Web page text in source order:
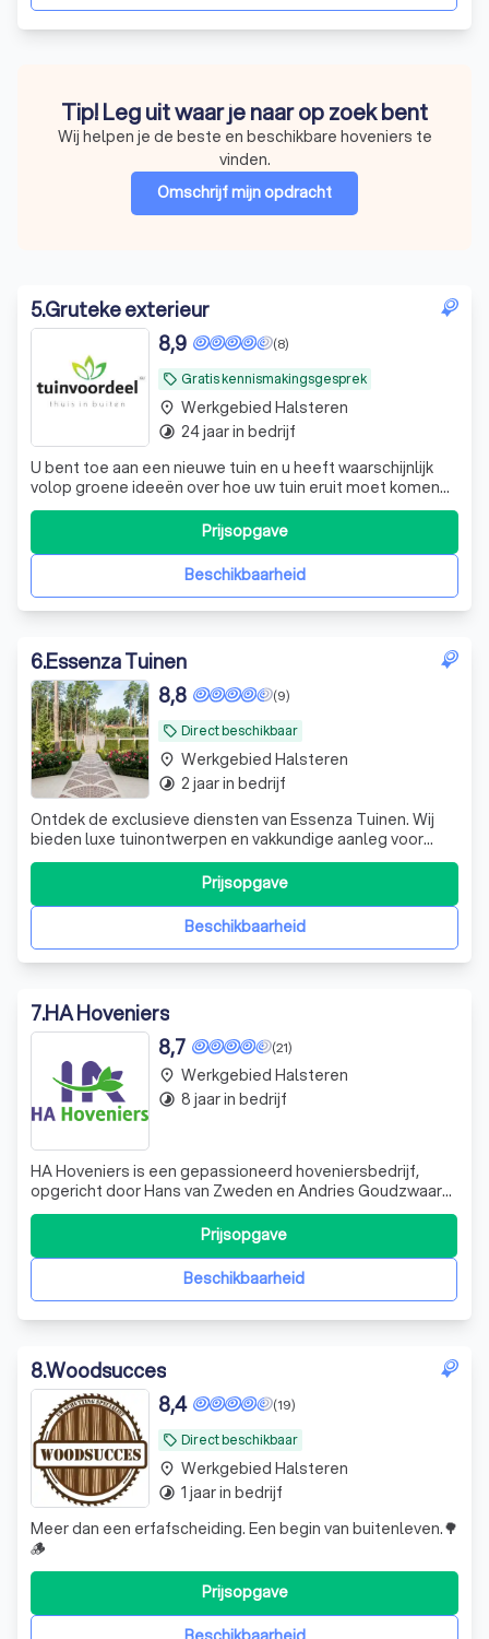
Tip! Leg uit waar je naar op zoek bent
Wij helpen je de beste en beschikbare hoveniers te
vinden.
Omschrijf mijn opdracht
5.Gruteke exterieur
local_offer Gratis kennismakingsgesprek
(8)
8,9
U bent toe aan een nieuwe tuin en u heeft waarschijnlijk
volop groene ideeën over hoe uw tuin eruit moet komen
te zien. Samen met u ontwerpen we uw droomtuin. Dit kan
van kleine stadstuin tot moderne tuin en dakterras. We
kunnen u van dienst zijn met 3D tuinontwerp tot complete
Beschikbaarheid
Prijsopgave
place Werkgebied Halsteren
timelapse 24 jaar in bedrijf
6.Essenza Tuinen
local_offer Direct beschikbaar
(9)
8,8
Ontdek de exclusieve diensten van Essenza Tuinen. Wij
bieden luxe tuinontwerpen en vakkundige aanleg voor
tuinen die jarenlang plezier en comfort bieden. Van
ontwerp tot realisatie, wij zijn uw hovenier in Zeeland en
West-Brabant voor een unieke buitenruimte. Welkom bij
Essenza Tuinen Waar exclus
Beschikbaarheid
Prijsopgave
place Werkgebied Halsteren
timelapse 2 jaar in bedrijf
7.HA Hoveniers
(21)
8,7
HA Hoveniers is een gepassioneerd hoveniersbedrijf,
opgericht door Hans van Zweden en Andries Goudzwaard.
Sinds 2003 zijn wij actief in het ontwerpen, aanleggen en
onderhouden van tuinen. Onze focus ligt op kwaliteit en
service, en we zijn er trots op dat we ons onderscheiden
door onze toewijding aaBeschikbaarheid
Prijsopgave
place Werkgebied Halsteren
timelapse 8 jaar in bedrijf
8.Woodsucces
local_offer Direct beschikbaar
(19)
8,4
Meer dan een erfafscheiding. Een begin van buitenleven.🌳
🪵
Prijsopgave
place Werkgebied Halsteren
timelapse 1 jaar in bedrijf